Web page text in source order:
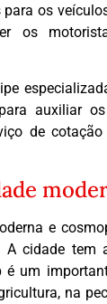
os
os
auxiliar
de
e
A cidade tem
é um
na